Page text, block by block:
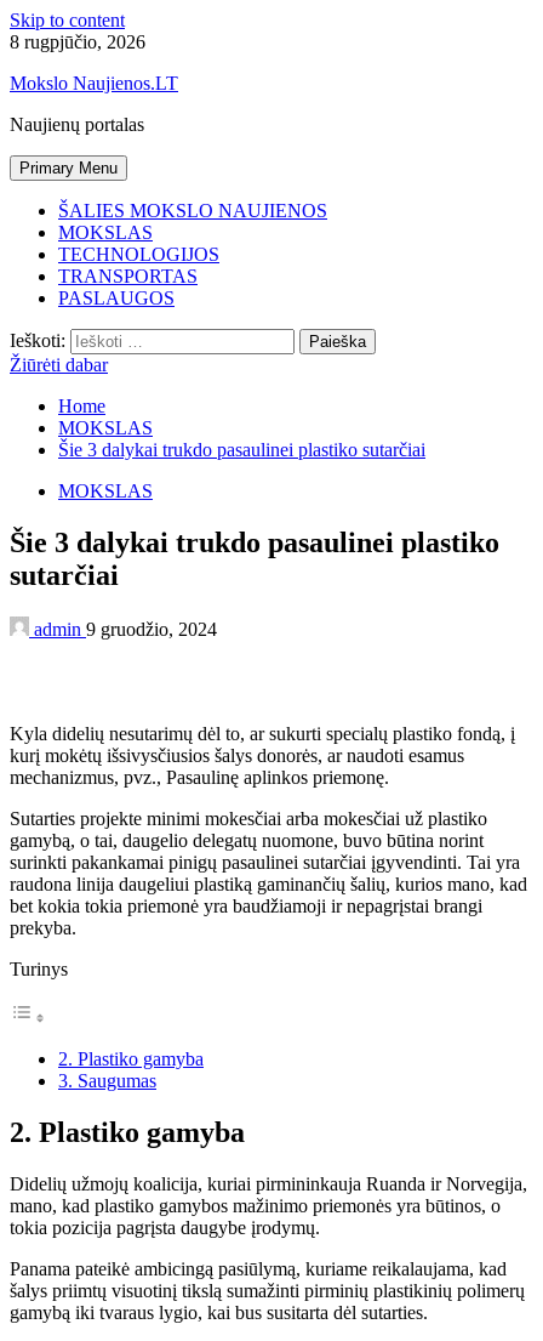
Skip to content
8 rugpjūčio, 2026
Mokslo Naujienos.LT
Naujienų portalas
Primary Menu
ŠALIES MOKSLO NAUJIENOS
MOKSLAS
TECHNOLOGIJOS
TRANSPORTAS
PASLAUGOS
Ieškoti:
Žiūrėti dabar
Home
MOKSLAS
Šie 3 dalykai trukdo pasaulinei plastiko sutarčiai
MOKSLAS
Šie 3 dalykai trukdo pasaulinei plastiko
sutarčiai
admin 9 gruodžio, 2024
Kyla didelių nesutarimų dėl to, ar sukurti specialų plastiko fondą, į
kurį mokėtų išsivysčiusios šalys donorės, ar naudoti esamus
mechanizmus, pvz., Pasaulinę aplinkos priemonę.
Sutarties projekte minimi mokesčiai arba mokesčiai už plastiko
gamybą, o tai, daugelio delegatų nuomone, buvo būtina norint
surinkti pakankamai pinigų pasaulinei sutarčiai įgyvendinti. Tai yra
raudona linija daugeliui plastiką gaminančių šalių, kurios mano, kad
bet kokia tokia priemonė yra baudžiamoji ir nepagrįstai brangi
prekyba.
Turinys
2. Plastiko gamyba
3. Saugumas
2. Plastiko gamyba
Didelių užmojų koalicija, kuriai pirmininkauja Ruanda ir Norvegija,
mano, kad plastiko gamybos mažinimo priemonės yra būtinos, o
tokia pozicija pagrįsta daugybe įrodymų.
Panama pateikė ambicingą pasiūlymą, kuriame reikalaujama, kad
šalys priimtų visuotinį tikslą sumažinti pirminių plastikinių polimerų
gamybą iki tvaraus lygio, kai bus susitarta dėl sutarties.